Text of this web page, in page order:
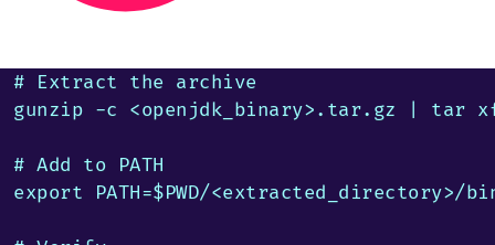
# Extract the archive
gunzip -c <openjdk_binary>.tar.gz | tar
# Add to PATH
export PATH=$PWD/<extracted_directory>/